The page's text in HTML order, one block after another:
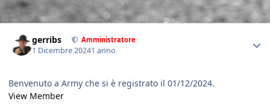
gerribs Amministratore
1 Dicembre 20241 anno
Benvenuto a Army che si è registrato il 01/12/2024.
View Member